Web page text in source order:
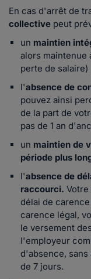
En cas d'arrêt de
collective peut
un maintien
alors maintenue
perte de salaire)
l'absence de
pouvez ainsi
de la part de
pas de 1 an
un maintien de
période plus
l'absence de
raccourci.
délai de
carence légal,
le versement
l'employeur
d'absence,
de 7 jours.